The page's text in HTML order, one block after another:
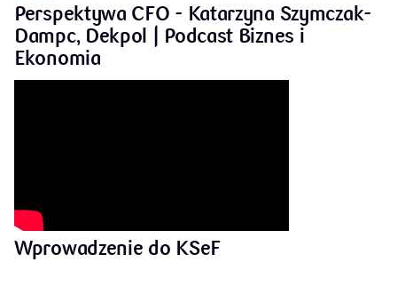
Perspektywa CFO - Katarzyna Szymczak-
Dampc, Dekpol | Podcast Biznes i
Ekonomia
Wprowadzenie do KSeF